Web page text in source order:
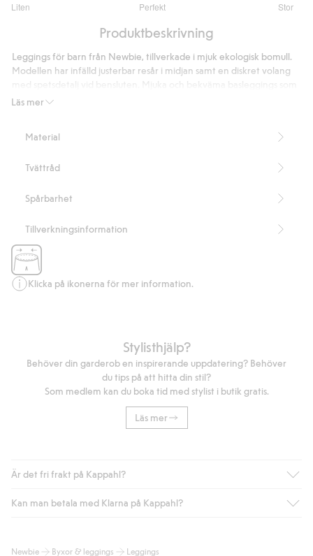
Liten Perfekt Stor
utav
60
betyg
Produktbeskrivning
Läs mer
Leggings för barn från Newbie, tillverkade i mjuk ekologisk bomull.
Modellen har infälld justerbar resår i midjan samt en diskret volang
passar lika bra till vardag som till finare tillfällen.
Organic cotton- GOTS
Material
Tvättråd
Spårbarhet
Tillverkningsinformation
Klicka på ikonerna för mer information.
Stylisthjälp?
Behöver din garderob en inspirerande uppdatering? Behöver
du tips på att hitta din stil?
Som medlem kan du boka tid med stylist i butik gratis.
Läs mer
Är det fri frakt på Kappahl?
Är du medlem i Kappahl Club har du alltid gratis frakt till butik
automatik efter du loggat in och identifierats som medlem.
Kan man betala med Klarna på Kappahl?
Newbie Byxor & leggings Leggings